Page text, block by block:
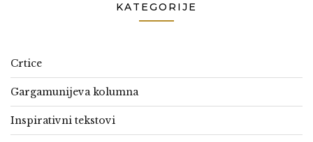
KATEGORIJE
Crtice
Gargamunijeva kolumna
Inspirativni tekstovi